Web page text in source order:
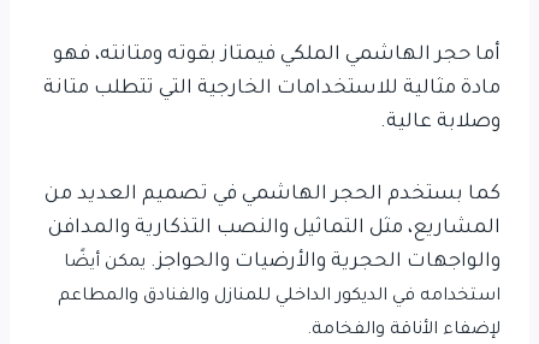
أما حجر الهاشمي الملكي فيمتاز بقوته ومتانته، فهو
مادة مثالية للاستخدامات الخارجية التي تتطلب متانة
وصلابة عالية.
كما بستخدم الحجر الهاشمي في تصميم العديد من
المشاريع، مثل التماثيل والنصب التذكارية والمدافن
والواجهات الحجرية والأرضيات والحواجز. يمكن أيضًا
استخدامه في الديكور الداخلي للمنازل والفنادق والمطاعم
لإضفاء الأناقة والفخامة.